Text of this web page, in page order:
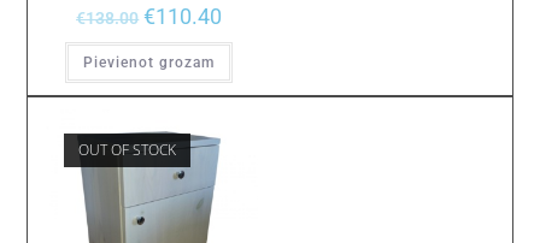
€138.00 €110.40
Pievienot grozam
OUT OF STOCK